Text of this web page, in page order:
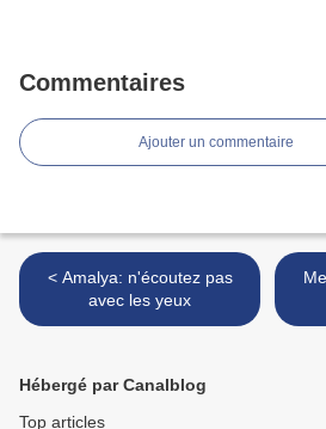
Commentaires
Ajouter un commentaire
< Amalya: n'écoutez pas
avec les yeux
Hébergé par Canalblog
Top articles